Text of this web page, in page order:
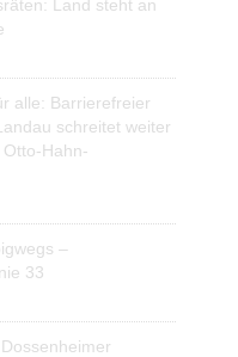
Land steht an
alle: Barrierefreier
schreitet weiter
Hahn-
–
33